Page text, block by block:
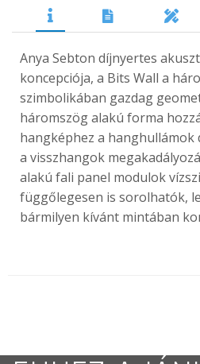
Anya Sebton díjnyertes
koncepciója, a Bits Wall a
szimbolikában gazdag
háromszög alakú forma
hangképhez a hanghullámok
a visszhangok
alakú fali panel modulok
függőlegesen is sorolhatók,
bármilyen kívánt mintában